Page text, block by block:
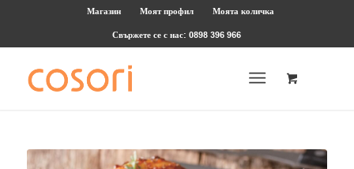
Магазин Моят профил
Моята количка
Свържете се с нас: 0898 396 966